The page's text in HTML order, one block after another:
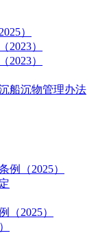
）
2023）
2023）
船沉物管理办法
例（2025）
（2025）